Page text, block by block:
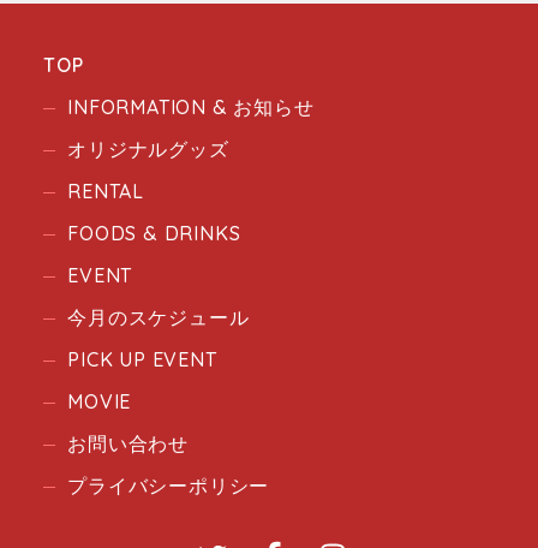
TOP
INFORMATION & お知らせ
オリジナルグッズ
RENTAL
FOODS & DRINKS
EVENT
今月のスケジュール
PICK UP EVENT
MOVIE
お問い合わせ
プライバシーポリシー